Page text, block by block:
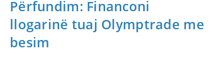
Përfundim: Financoni
llogarinë tuaj Olymptrade me
besim